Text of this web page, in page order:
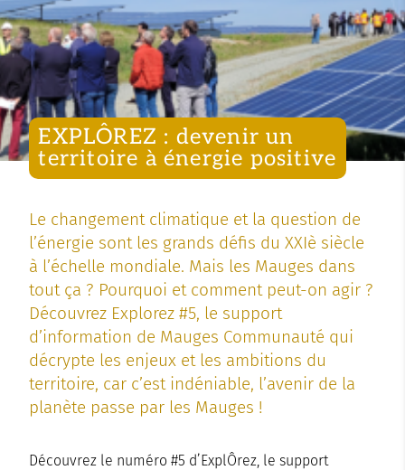
EXPLÔREZ : devenir un
territoire à énergie positive
Le changement climatique et la question de
l’énergie sont les grands défis du XXIè siècle
à l’échelle mondiale. Mais les Mauges dans
tout ça ? Pourquoi et comment peut-on agir ?
Découvrez Explorez #5, le support
d’information de Mauges Communauté qui
décrypte les enjeux et les ambitions du
territoire, car c’est indéniable, l’avenir de la
planète passe par les Mauges !
Découvrez le numéro #5 d’ExplÔrez, le support